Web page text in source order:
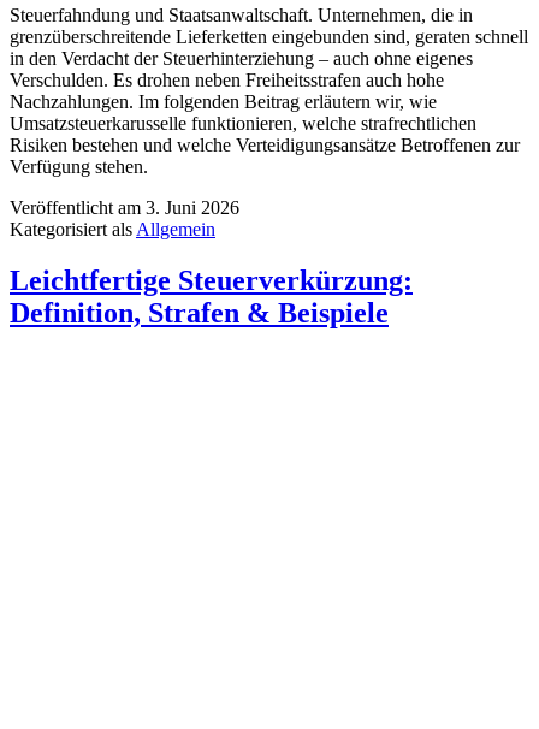
Steuerfahndung und Staatsanwaltschaft. Unternehmen, die in
grenzüberschreitende Lieferketten eingebunden sind, geraten schnell
in den Verdacht der Steuerhinterziehung – auch ohne eigenes
Verschulden. Es drohen neben Freiheitsstrafen auch hohe
Nachzahlungen. Im folgenden Beitrag erläutern wir, wie
Umsatzsteuerkarusselle funktionieren, welche strafrechtlichen
Risiken bestehen und welche Verteidigungsansätze Betroffenen zur
Verfügung stehen.
Veröffentlicht am 3. Juni 2026
Kategorisiert als Allgemein
Leichtfertige Steuerverkürzung:
Definition, Strafen & Beispiele